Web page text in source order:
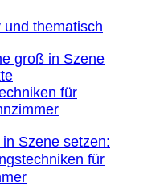
und thematisch
Szene setzen:
für